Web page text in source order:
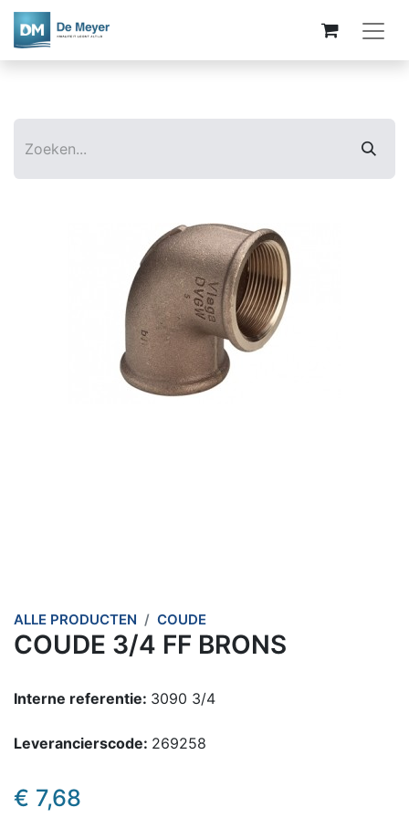
ALLE PRODUCTEN COUDE
COUDE 3/4 FF BRONS
Interne referentie: 3090 3/4
Leverancierscode: 269258
€ 7,68